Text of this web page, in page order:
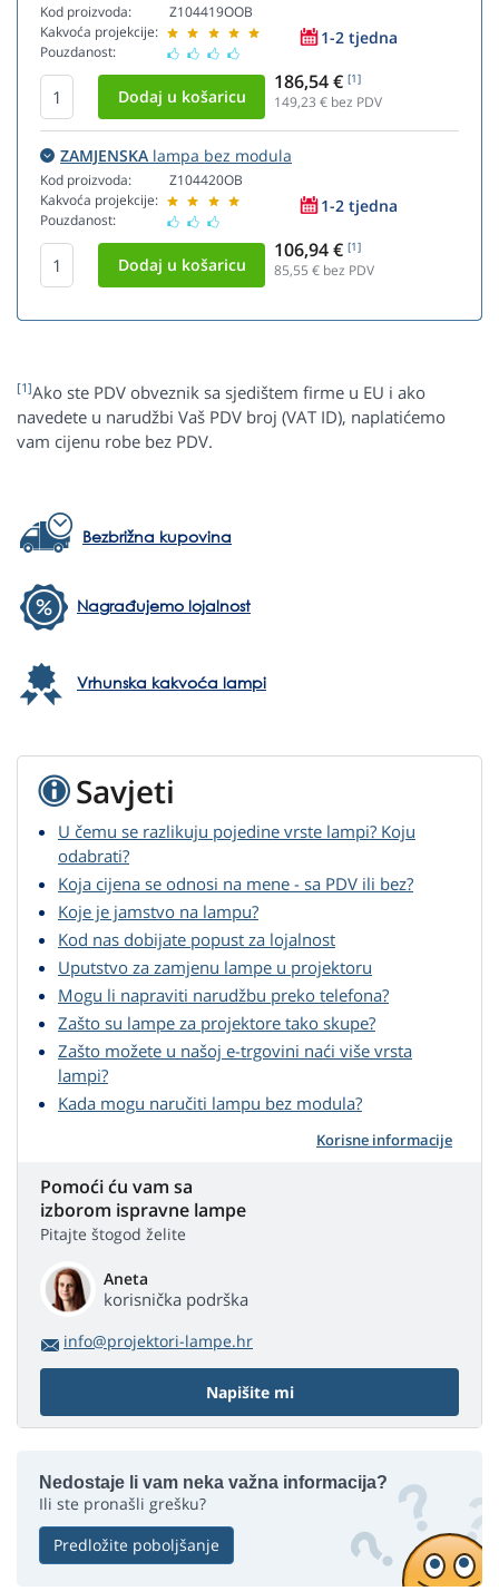
Kod proizvoda:
Kakvoća projekcije:
Pouzdanost:
Z104419OOB
1-2 tjedna
186,54 € [1]
149,23 € bez PDV
ZAMJENSKA lampa bez modula
Kod proizvoda:
Kakvoća projekcije:
Pouzdanost:
Z104420OB
1-2 tjedna
106,94 € [1]
85,55 € bez PDV
[1]Ako ste PDV obveznik sa sjedištem firme u EU i ako
navedete u narudžbi Vaš PDV broj (VAT ID), naplatićemo
vam cijenu robe bez PDV.
Bezbrižna kupovina
Nagrađujemo lojalnost
Vrhunska kakvoća lampi
Savjeti
U čemu se razlikuju pojedine vrste lampi? Koju
odabrati?
Koja cijena se odnosi na mene - sa PDV ili bez?
Koje je jamstvo na lampu?
Kod nas dobijate popust za lojalnost
Uputstvo za zamjenu lampe u projektoru
Mogu li napraviti narudžbu preko telefona?
Zašto su lampe za projektore tako skupe?
Zašto možete u našoj e-trgovini naći više vrsta
lampi?
Kada mogu naručiti lampu bez modula?
Korisne informacije
Pomoći ću vam sa
izborom ispravne lampe
Pitajte štogod želite
Aneta
korisnička podrška
info@projektori-lampe.hr
Napišite mi
Nedostaje li vam neka važna informacija?
Ili ste pronašli grešku?
Predložite poboljšanje